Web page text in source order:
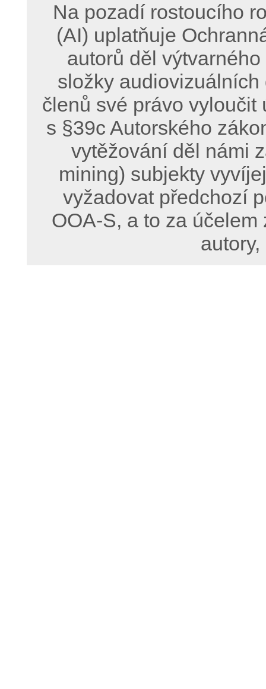
Na pozadí rostoucího
(AI) uplatňuje
autorů děl
složky
členů své právo
s §39c Autorského
vytěžování děl námi
mining) subjekty
vyžadovat předchozí
OOA-S, a to za